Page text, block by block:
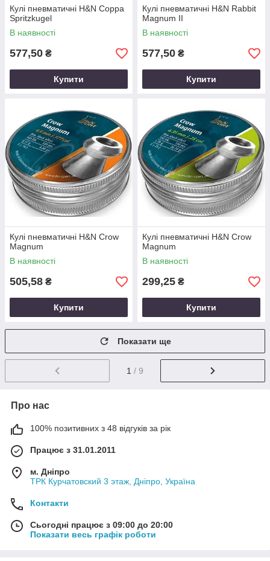
Кулі пневматичні H&N Coppa
Spritzkugel
В наявності
577,50 ₴
Купити
Кулі пневматичні H&N Rabbit
Magnum II
В наявності
577,50 ₴
Купити
Кулі пневматичні H&N Crow
Magnum
В наявності
505,58 ₴
Купити
Кулі пневматичні H&N Crow
Magnum
В наявності
299,25 ₴
Купити
Показати ще
1 / 9
Про нас
100% позитивних з 48 відгуків за рік
Працює з 31.01.2011
м. Дніпро
ТРК Курчатовский 3 этаж, Дніпро, Україна
Контакти
Сьогодні працює з 09:00 до 20:00
Показати весь графік роботи